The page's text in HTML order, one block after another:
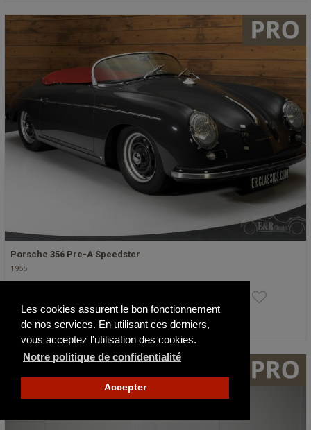
Les cookies assurent le bon fonctionnement
de nos services. En utilisant ces derniers,
vous acceptez l'utilisation des cookies.
Notre politique de confidentialité
Accepter
Porsche 356 Pre-A Speedster
1955
Publié il y a 17 jours